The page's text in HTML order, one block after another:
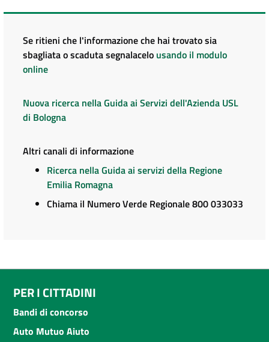
Se ritieni che l'informazione che hai trovato sia
sbagliata o scaduta segnalacelo usando il modulo
online
Nuova ricerca nella Guida ai Servizi dell'Azienda USL
di Bologna
Altri canali di informazione
Ricerca nella Guida ai servizi della Regione
Emilia Romagna
Chiama il Numero Verde Regionale 800 033033
PER I CITTADINI
Bandi di concorso
Auto Mutuo Aiuto